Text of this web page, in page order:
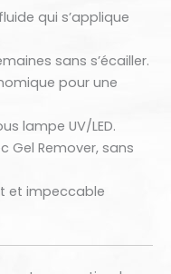
qui s’applique
sans s’écailler.
pour une
lampe UV/LED.
Gel Remover, sans
et impeccable